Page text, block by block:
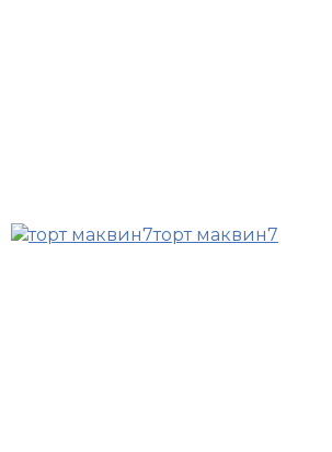
торт маквин7